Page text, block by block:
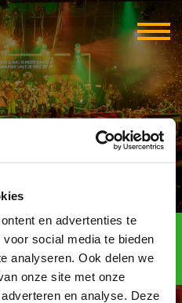
en advertenties te
social media te bieden
analyseren. Ook delen we
onze site met onze
en analyse. Deze
Elf-elf
over
94